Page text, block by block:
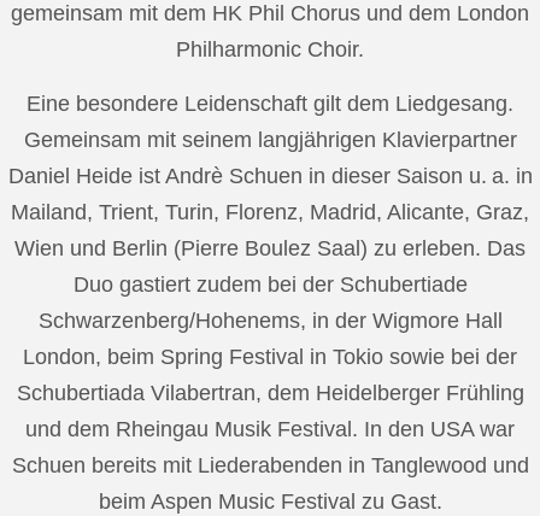
gemeinsam mit dem HK Phil Chorus und dem London
Philharmonic Choir.
Eine besondere Leidenschaft gilt dem Liedgesang.
Gemeinsam mit seinem langjährigen Klavierpartner
Daniel Heide ist Andrè Schuen in dieser Saison u. a. in
Mailand, Trient, Turin, Florenz, Madrid, Alicante, Graz,
Wien und Berlin (Pierre Boulez Saal) zu erleben. Das
Duo gastiert zudem bei der Schubertiade
Schwarzenberg/Hohenems, in der Wigmore Hall
London, beim Spring Festival in Tokio sowie bei der
Schubertiada Vilabertran, dem Heidelberger Frühling
und dem Rheingau Musik Festival. In den USA war
Schuen bereits mit Liederabenden in Tanglewood und
beim Aspen Music Festival zu Gast.